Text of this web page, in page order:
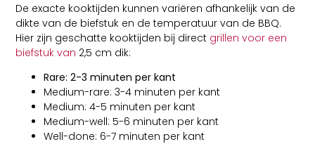
De exacte kooktijden kunnen variëren afhankelijk van de
dikte van de biefstuk en de temperatuur van de BBQ.
Hier zijn geschatte kooktijden bij direct grillen voor een
biefstuk van 2,5 cm dik:
Rare: 2-3 minuten per kant
Medium-rare: 3-4 minuten per kant
Medium: 4-5 minuten per kant
Medium-well: 5-6 minuten per kant
Well-done: 6-7 minuten per kant